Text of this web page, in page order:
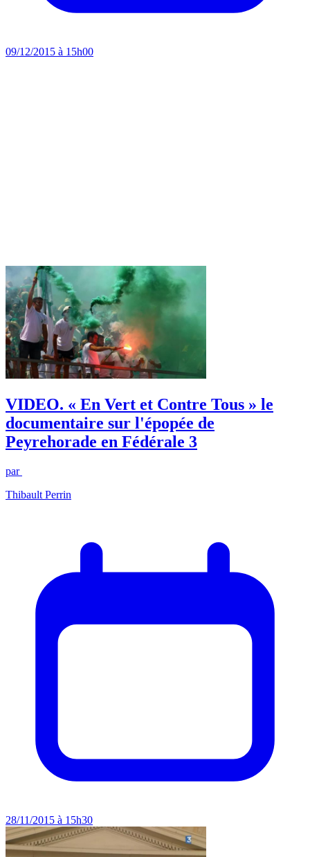
09/12/2015 à 15h00
VIDEO. « En Vert et Contre Tous » le
documentaire sur l'épopée de
Peyrehorade en Fédérale 3
par
Thibault Perrin
28/11/2015 à 15h30